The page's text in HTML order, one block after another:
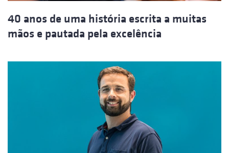
40 anos de uma história escrita a muitas
mãos e pautada pela excelência